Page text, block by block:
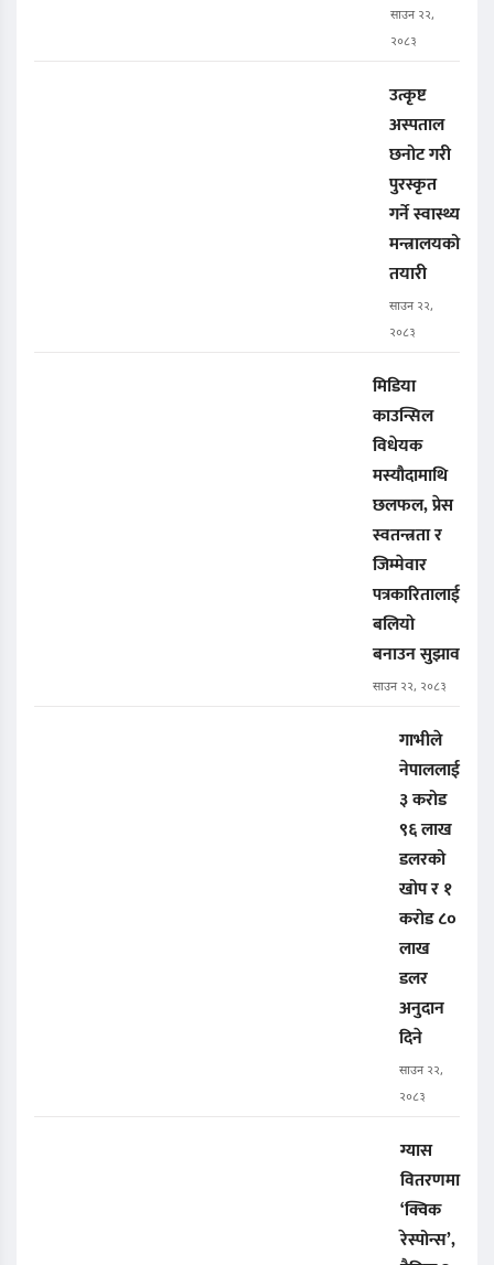
साउन २२,
२०८३
उत्कृष्ट
अस्पताल
छनोट गरी
पुरस्कृत
गर्ने स्वास्थ्य
मन्त्रालयको
तयारी
साउन २२,
२०८३
मिडिया
काउन्सिल
विधेयक
मस्यौदामाथि
छलफल, प्रेस
स्वतन्त्रता र
जिम्मेवार
पत्रकारितालाई
बलियो
बनाउन सुझाव
साउन २२, २०८३
गाभीले
नेपाललाई
३ करोड
९६ लाख
डलरको
खोप र १
करोड ८०
लाख
डलर
अनुदान
दिने
साउन २२,
२०८३
ग्यास
वितरणमा
‘क्विक
रेस्पोन्स’,